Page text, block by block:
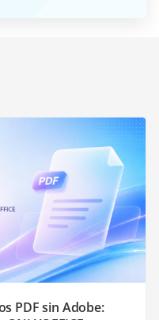
PDF sin Adobe: